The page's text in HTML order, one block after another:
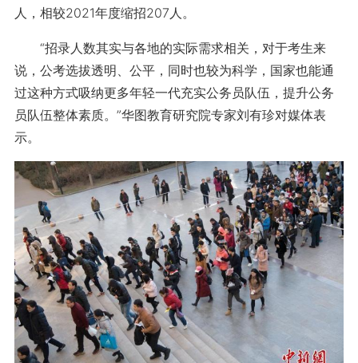
人，相较2021年度缩招207人。
“招录人数其实与各地的实际需求相关，对于考生来
说，公考选拔透明、公平，同时也较为科学，国家也能通
过这种方式吸纳更多年轻一代充实公务员队伍，提升公务
员队伍整体素质。”华图教育研究院专家刘有珍对媒体表
示。